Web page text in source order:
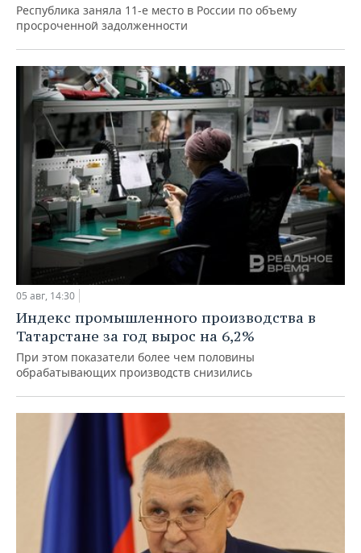
Республика заняла 11-е место в России по объему
просроченной задолженности
05 авг, 14:30
Индекс промышленного производства в
Татарстане за год вырос на 6,2%
При этом показатели более чем половины
обрабатывающих производств снизились